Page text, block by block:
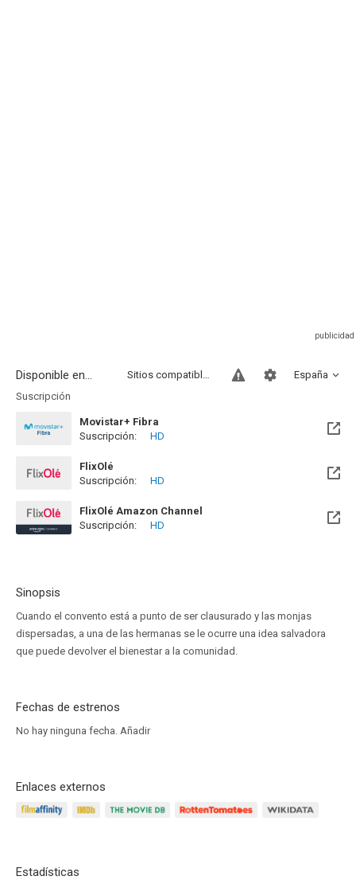
Disponible en... España
Sitios compatibles
Suscripción
Movistar+ Fibra
Disponible hasta el Vie, 01 Ene 2100 (Quedan 73 años)
Suscripción: HD
FlixOlé
Suscripción:
HD
FlixOlé Amazon Channel
Suscripción:
HD
Sinopsis
Cuando el convento está a punto de ser clausurado y las monjas
dispersadas, a una de las hermanas se le ocurre una idea salvadora
que puede devolver el bienestar a la comunidad.
Fechas de estrenos
No hay ninguna fecha. Añadir
Enlaces externos
Estadísticas